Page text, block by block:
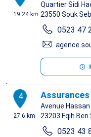
19.24 km
Quartier Sidi
23550 Souk
0523 47
4
27.6 km
Assurances
Avenue Hassan
23203 Fqih Ben
0523 43